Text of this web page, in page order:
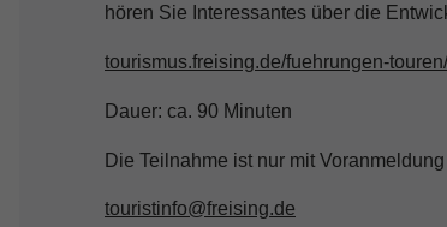
hören Sie Interessantes über die
tourismus.freising.de/fuehrungen-
Dauer: ca. 90 Minuten
Die Teilnahme ist nur mit
touristinfo@freising.de